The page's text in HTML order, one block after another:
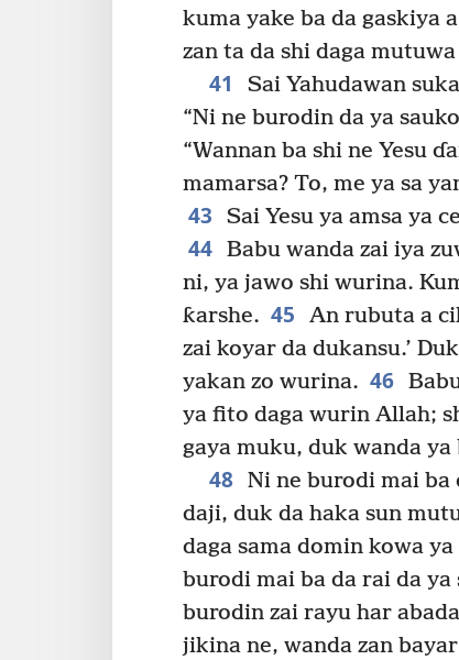
kuma yake ba da gaskiya
zan ta da shi daga
41
Sai Yahudawan
“Ni ne burodin da ya
“Wannan ba shi ne Yesu
mamarsa? To, me ya sa
43 Sai Yesu ya amsa ya
44 Babu wanda zai iya
ni, ya jawo shi wurina.
ƙarshe. 45 An rubuta a
zai koyar da dukansu.’
yakan zo wurina. 46
ya fito daga wurin Allah;
gaya muku, duk wanda ya
48 Ni ne burodi mai ba
daji, duk da haka sun
daga sama domin kowa
burodi mai ba da rai da ya
burodin zai rayu har
jikina ne, wanda zan